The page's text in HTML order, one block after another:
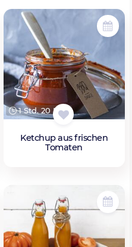
1 Std. 20 Min.
Ketchup aus frischen
Tomaten